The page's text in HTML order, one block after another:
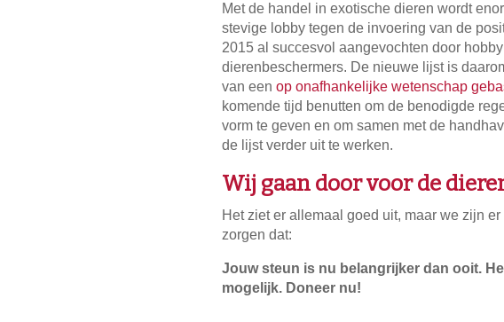
Met de handel in exotische dieren wordt
stevige lobby tegen de invoering van de
2015 al succesvol aangevochten door
dierenbeschermers. De nieuwe lijst is
van eenop onafhankelijke wetenschap
komende tijd benutten om de benodigde
vorm te geven en om samen met de
de lijst verder uit te werken.
Wij gaan door voor de
Het ziet er allemaal goed uit, maar we zijn
zorgen dat:
Jouw steun is nu belangrijker dan ooit.
mogelijk. Doneer nu!